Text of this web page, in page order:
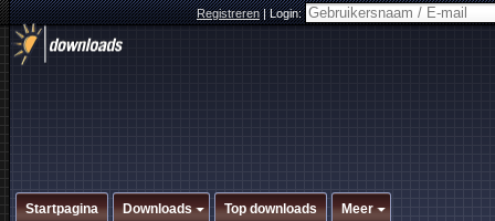
Registreren|Login:
Startpagina Downloads Top downloads Meer